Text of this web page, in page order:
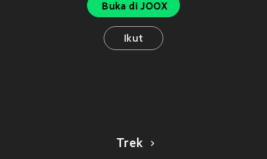
Buka di JOOX
Ikut
Trek